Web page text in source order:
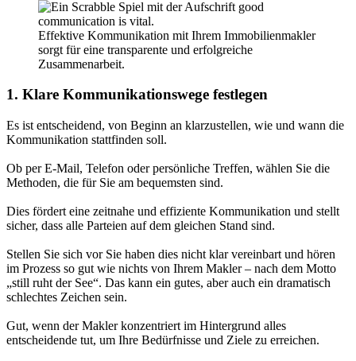
Effektive Kommunikation mit Ihrem Immobilienmakler
sorgt für eine transparente und erfolgreiche
Zusammenarbeit.
1. Klare Kommunikationswege festlegen
Es ist entscheidend, von Beginn an klarzustellen, wie und wann die
Kommunikation stattfinden soll.
Ob per E-Mail, Telefon oder persönliche Treffen, wählen Sie die
Methoden, die für Sie am bequemsten sind.
Dies fördert eine zeitnahe und effiziente Kommunikation und stellt
sicher, dass alle Parteien auf dem gleichen Stand sind.
Stellen Sie sich vor Sie haben dies nicht klar vereinbart und hören
im Prozess so gut wie nichts von Ihrem Makler – nach dem Motto
„still ruht der See“. Das kann ein gutes, aber auch ein dramatisch
schlechtes Zeichen sein.
Gut, wenn der Makler konzentriert im Hintergrund alles
entscheidende tut, um Ihre Bedürfnisse und Ziele zu erreichen.